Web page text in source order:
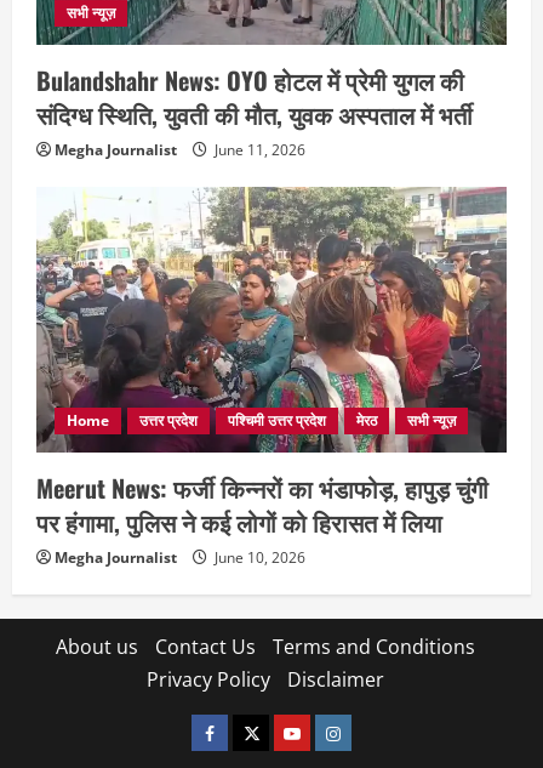
सभी न्यूज़
Bulandshahr News: OYO होटल में प्रेमी युगल की
संदिग्ध स्थिति, युवती की मौत, युवक अस्पताल में भर्ती
Megha Journalist June 11, 2026
Home उत्तर प्रदेश पश्चिमी उत्तर प्रदेश मेरठ सभी न्यूज़
Meerut News: फर्जी किन्नरों का भंडाफोड़, हापुड़ चुंगी
पर हंगामा, पुलिस ने कई लोगों को हिरासत में लिया
Megha Journalist June 10, 2026
About us Contact Us
Terms and Conditions
Privacy Policy
Disclaimer
facebooktwitterYOUTUBE
instagram